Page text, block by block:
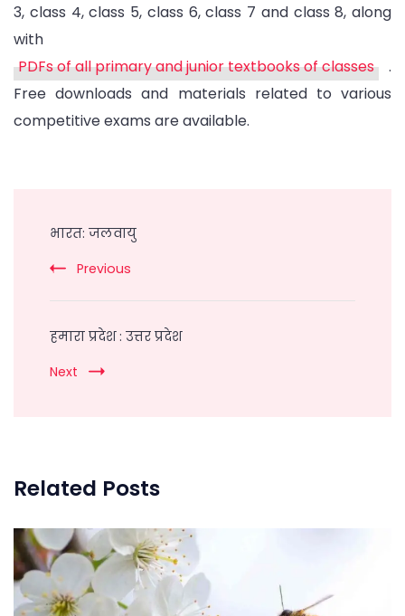
3, class 4, class 5, class 6, class 7 and class 8, along
with
PDFs of all primary and junior textbooks of classes
.
Free downloads and materials related to various
competitive exams are available.
Navigation
भारत: जलवायु
Previous
हमारा प्रदेश : उत्तर प्रदेश
Next
Related Posts